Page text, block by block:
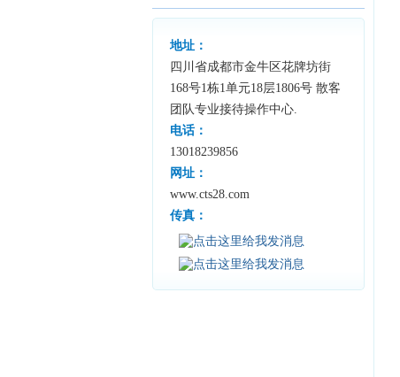
地址：
四川省成都市金牛区花牌坊街
168号1栋1单元18层1806号 散客
团队专业接待操作中心.
电话：
13018239856
网址：
www.cts28.com
传真：